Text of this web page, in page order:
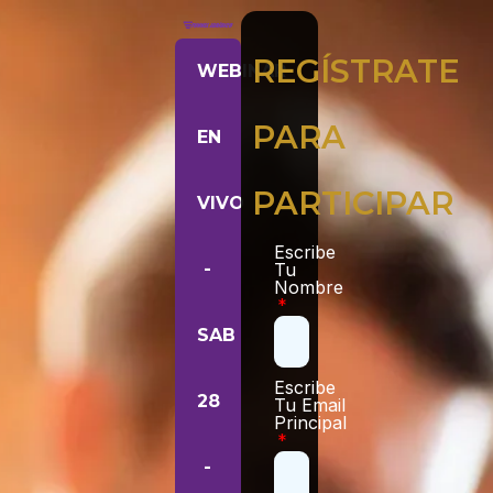
WEBINAR
EN
VIVO
-
SAB
28
-
REGÍSTRATE
PARA
PARTICIPAR
Escribe
Tu
Nombre
Escribe
Tu Email
Principal